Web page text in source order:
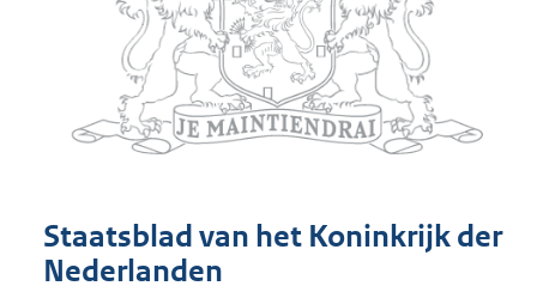
Staatsblad van het Koninkrijk der
Nederlanden